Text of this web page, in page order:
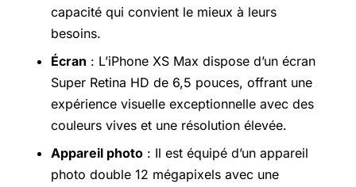
capacité qui convient le mieux à leurs
besoins.
Écran : L’iPhone XS Max dispose d’un écran
Super Retina HD de 6,5 pouces, offrant une
expérience visuelle exceptionnelle avec des
couleurs vives et une résolution élevée.
Appareil photo : Il est équipé d’un appareil
photo double 12 mégapixels avec une